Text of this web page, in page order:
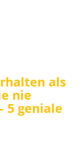
als
nie
5 geniale